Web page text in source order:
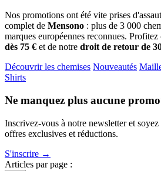
Nos promotions ont été vite prises
complet de Mensono : plus de 3 000
marques européennes reconnues. Profitez
dès 75 € et de notre droit de retour de
Découvrir les chemises Nouveautés
Shirts
Ne manquez plus aucune
Inscrivez-vous à notre newsletter et
offres exclusives et réductions.
S'inscrire →
Articles par page :